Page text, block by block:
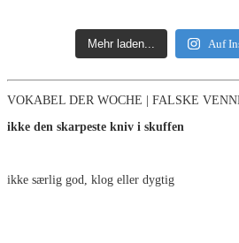
Mehr laden... Auf
VOKABEL DER WOCHE | FALSKE
ikke den skarpeste kniv i skuffen
ikke særlig god, klog eller dygtig